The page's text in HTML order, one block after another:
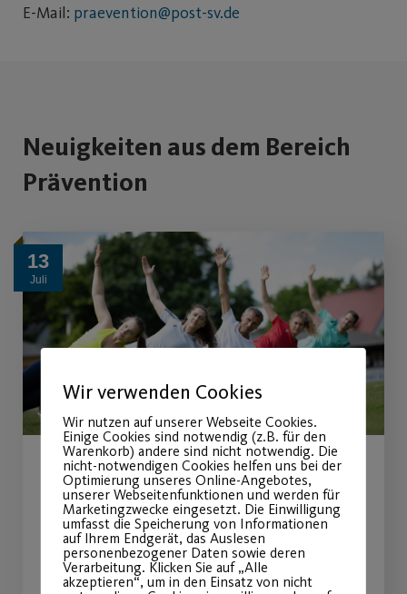
E-Mail: praevention@post-sv.de
Neuigkeiten aus dem Bereich
Prävention
13
Juli
Sommerferienprogramm
2026
Fit und Gesund Erwachsene & Kinder
Wir verwenden Cookies
Wir nutzen auf unserer Webseite Cookies.
Einige Cookies sind notwendig (z.B. für den
Warenkorb) andere sind nicht notwendig. Die
nicht-notwendigen Cookies helfen uns bei der
Optimierung unseres Online-Angebotes,
unserer Webseitenfunktionen und werden für
Marketingzwecke eingesetzt. Die Einwilligung
umfasst die Speicherung von Informationen
auf Ihrem Endgerät, das Auslesen
personenbezogener Daten sowie deren
Verarbeitung. Klicken Sie auf „Alle
akzeptieren“, um in den Einsatz von nicht